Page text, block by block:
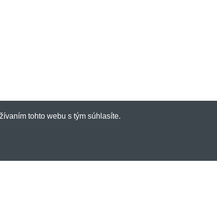
tohto webu s tým súhlasíte.